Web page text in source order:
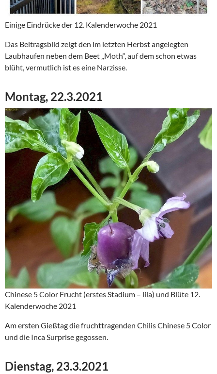
Einige Eindrücke der 12. Kalenderwoche 2021
Das Beitragsbild zeigt den im letzten Herbst angelegten
Laubhaufen neben dem Beet „Moth“, auf dem schon etwas
blüht, vermutlich ist es eine Narzisse.
Montag, 22.3.2021
Chinese 5 Color Frucht (erstes Stadium – lila) und Blüte 12.
Kalenderwoche 2021
Am ersten Gießtag die fruchttragenden Chilis Chinese 5 Color
und die Inca Surprise gegossen.
Dienstag, 23.3.2021